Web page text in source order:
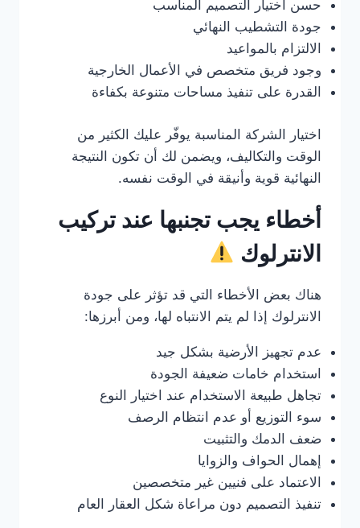
حسن اختيار التصميم المناسب
جودة التشطيب النهائي
الالتزام بالمواعيد
وجود فريق متخصص في الأعمال الخارجية
القدرة على تنفيذ مساحات متنوعة بكفاءة
اختيار الشركة المناسبة يوفّر عليك الكثير من
الوقت والتكاليف، ويضمن لك أن تكون النتيجة
النهائية قوية وأنيقة في الوقت نفسه.
أخطاء يجب تجنبها عند تركيب
الانترلوك
هناك بعض الأخطاء التي قد تؤثر على جودة
الانترلوك إذا لم يتم الانتباه لها، ومن أبرزها:
عدم تجهيز الأرضية بشكل جيد
استخدام خامات ضعيفة الجودة
تجاهل طبيعة الاستخدام عند اختيار النوع
سوء التوزيع أو عدم انتظام الرصف
ضعف الدمك والتثبيت
إهمال الحواف والزوايا
الاعتماد على فنيين غير متخصصين
تنفيذ التصميم دون مراعاة شكل العقار العام